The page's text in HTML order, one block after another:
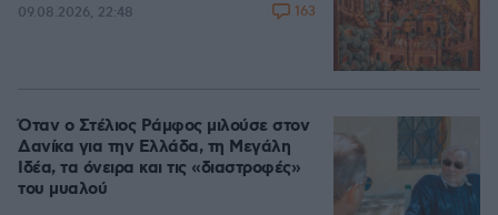
09.08.2026, 22:48 163
Όταν ο Στέλιος Ράμφος μιλούσε στον
Δανίκα για την Ελλάδα, τη Μεγάλη
Ιδέα, τα όνειρα και τις «διαστροφές»
του μυαλού